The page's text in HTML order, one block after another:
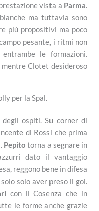
vista a Parma.
ma tuttavia sono
più propositivi ma poco
pesante, i ritmi non
le formazioni.
Clotet desideroso
per la Spal.
ospiti. Su corner di
di Rossi che prima
Pepito torna a segnare in
dato il vantaggio
reggono bene in difesa
solo aver preso il gol.
con il Cosenza che in
le forme anche grazie